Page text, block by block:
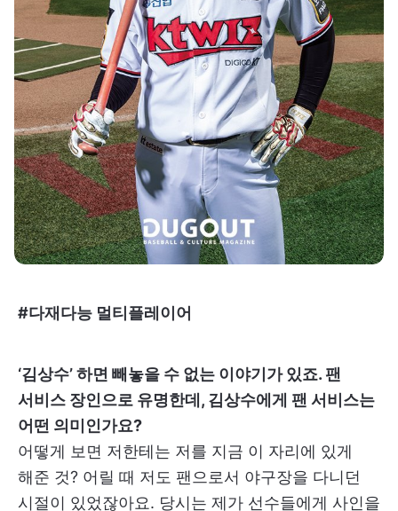
#다재다능 멀티플레이어
‘김상수’ 하면 빼놓을 수 없는 이야기가 있죠. 팬
서비스 장인으로 유명한데, 김상수에게 팬 서비스는
어떤 의미인가요?
어떻게 보면 저한테는 저를 지금 이 자리에 있게
해준 것? 어릴 때 저도 팬으로서 야구장을 다니던
시절이 있었잖아요. 당시는 제가 선수들에게 사인을